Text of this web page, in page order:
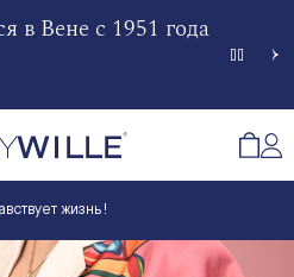
в Вене с 1951 года
жизнь!